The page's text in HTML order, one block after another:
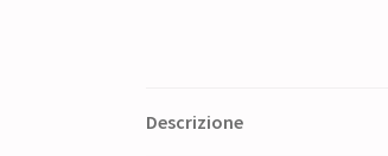
Descrizione